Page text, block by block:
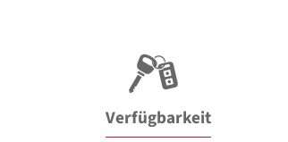
Verfügbarkeit